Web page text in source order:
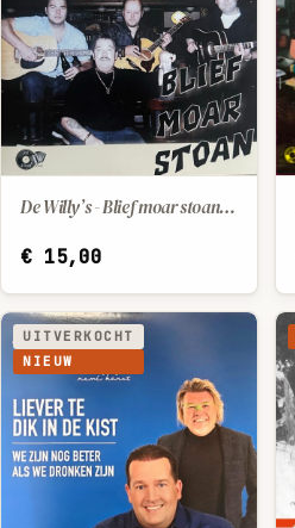
IN WINKELWAGENDe Willy’s - Blief moar stoan - Puttysong
€15,00
UITVERKOCHT
NIEUW